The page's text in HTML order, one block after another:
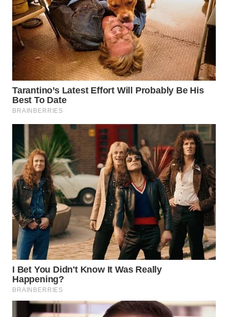
WN
TAPANULI
SELATAN
WN
TANJUNG
LESUNG
WN
SIMALUNGUN
WN
LABUHANBATU
WN
TAPANULI
TENGAH
WN DELI
SERDANG